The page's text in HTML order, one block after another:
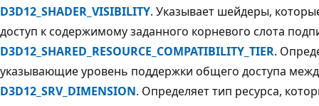
D3D12_SHADER_VISIBILITY. Указывает шейдеры,
доступ к содержимому заданного корневого слота
D3D12_SHARED_RESOURCE_COMPATIBILITY_TIER.
указывающие уровень поддержки общего доступа
D3D12_SRV_DIMENSION. Определяет тип ресурса,